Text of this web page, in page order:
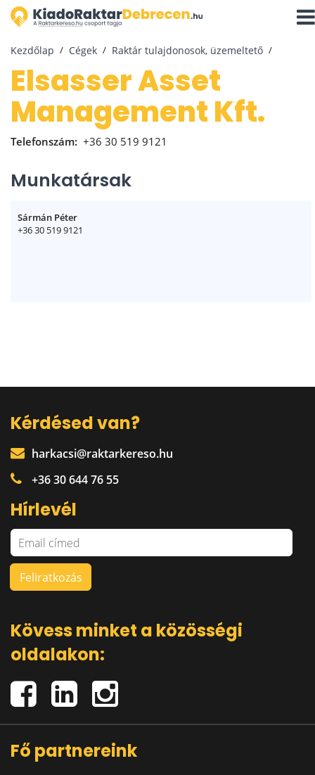
Kezdőlap Cégek Raktár tulajdonosok, üzemeltető
Elsasser Asset
Management Kft.
Telefonszám: +36 30 519 9121
Munkatársak
Sármán Péter
+36 30 519 9121
Kérdésed van?
harkacsi@raktarkereso.hu
+36 30 644 76 55
Hírlevél
Kövess minket a közösségi
oldalakon:
Fő partnereink